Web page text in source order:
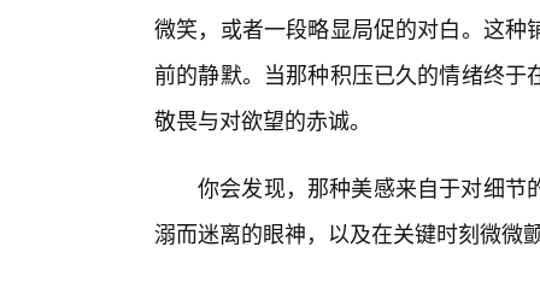
微笑，或者一段略显局促的对白。这
前的静默。当那种积压已久的情绪终
敬畏与对欲望的赤诚。
你会发现，那种美感来自于对细节
溺而迷离的眼神，以及在关键时刻微微